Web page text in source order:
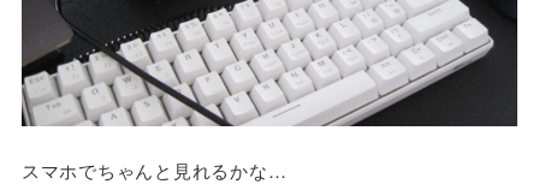
スマホでちゃんと見れるかな…